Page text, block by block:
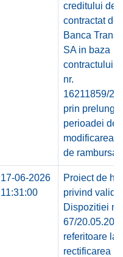
creditului de
contractat de
Banca
SA in baza
contractului
nr.
16211859/
prin
perioadei de
modificarea
de
17-06-2026
11:31:00
Proiect de
privind
Dispozitiei nr.
67/
referitoare la
rectificarea